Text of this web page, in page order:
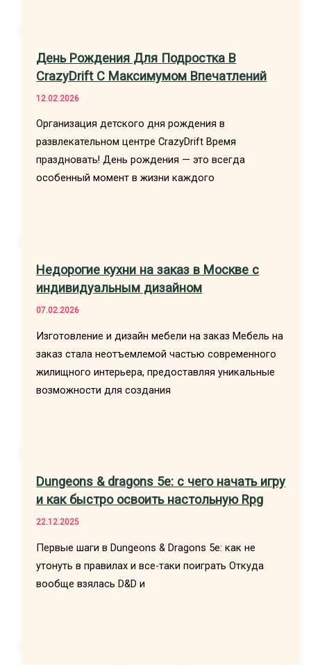
День Рождения Для Подростка В
CrazyDrift С Максимумом Впечатлений
12.02.2026
Организация детского дня рождения в
развлекательном центре CrazyDrift Время
праздновать! День рождения — это всегда
особенный момент в жизни каждого
Недорогие кухни на заказ в Москве с
индивидуальным дизайном
07.02.2026
Изготовление и дизайн мебели на заказ Мебель на
заказ стала неотъемлемой частью современного
жилищного интерьера, предоставляя уникальные
возможности для создания
Dungeons & dragons 5e: с чего начать игру
и как быстро освоить настольную Rpg
22.12.2025
Первые шаги в Dungeons & Dragons 5e: как не
утонуть в правилах и все-таки поиграть Откуда
вообще взялась D&D и